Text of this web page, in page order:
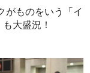
ものをいう「イ
大盛況！